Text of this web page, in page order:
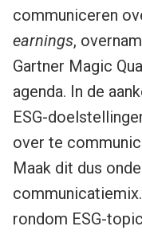
communiceren
earnings,
Gartner Magic
agenda. In de
ESG-
over te
Maak dit dus
rondom ESG-